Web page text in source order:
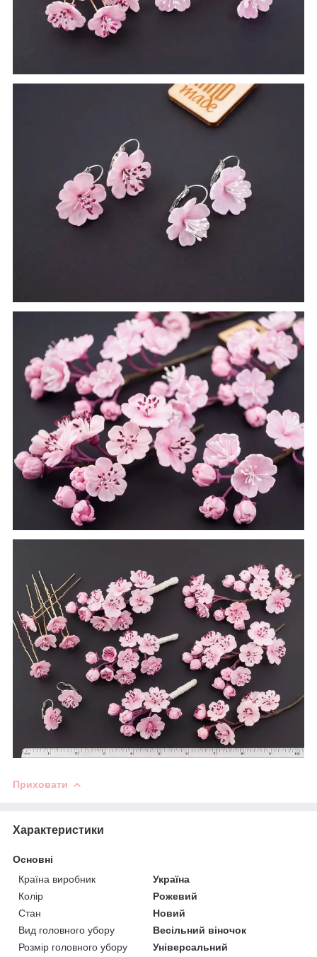
Приховати
Характеристики
Основні
Країна виробник
Україна
Колір
Рожевий
Стан
Новий
Вид головного убору
Весільний віночок
Розмір головного убору
Універсальний